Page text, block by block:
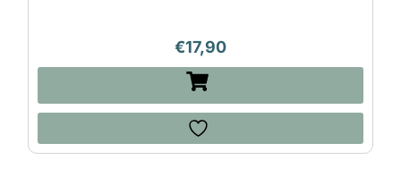
€17,90